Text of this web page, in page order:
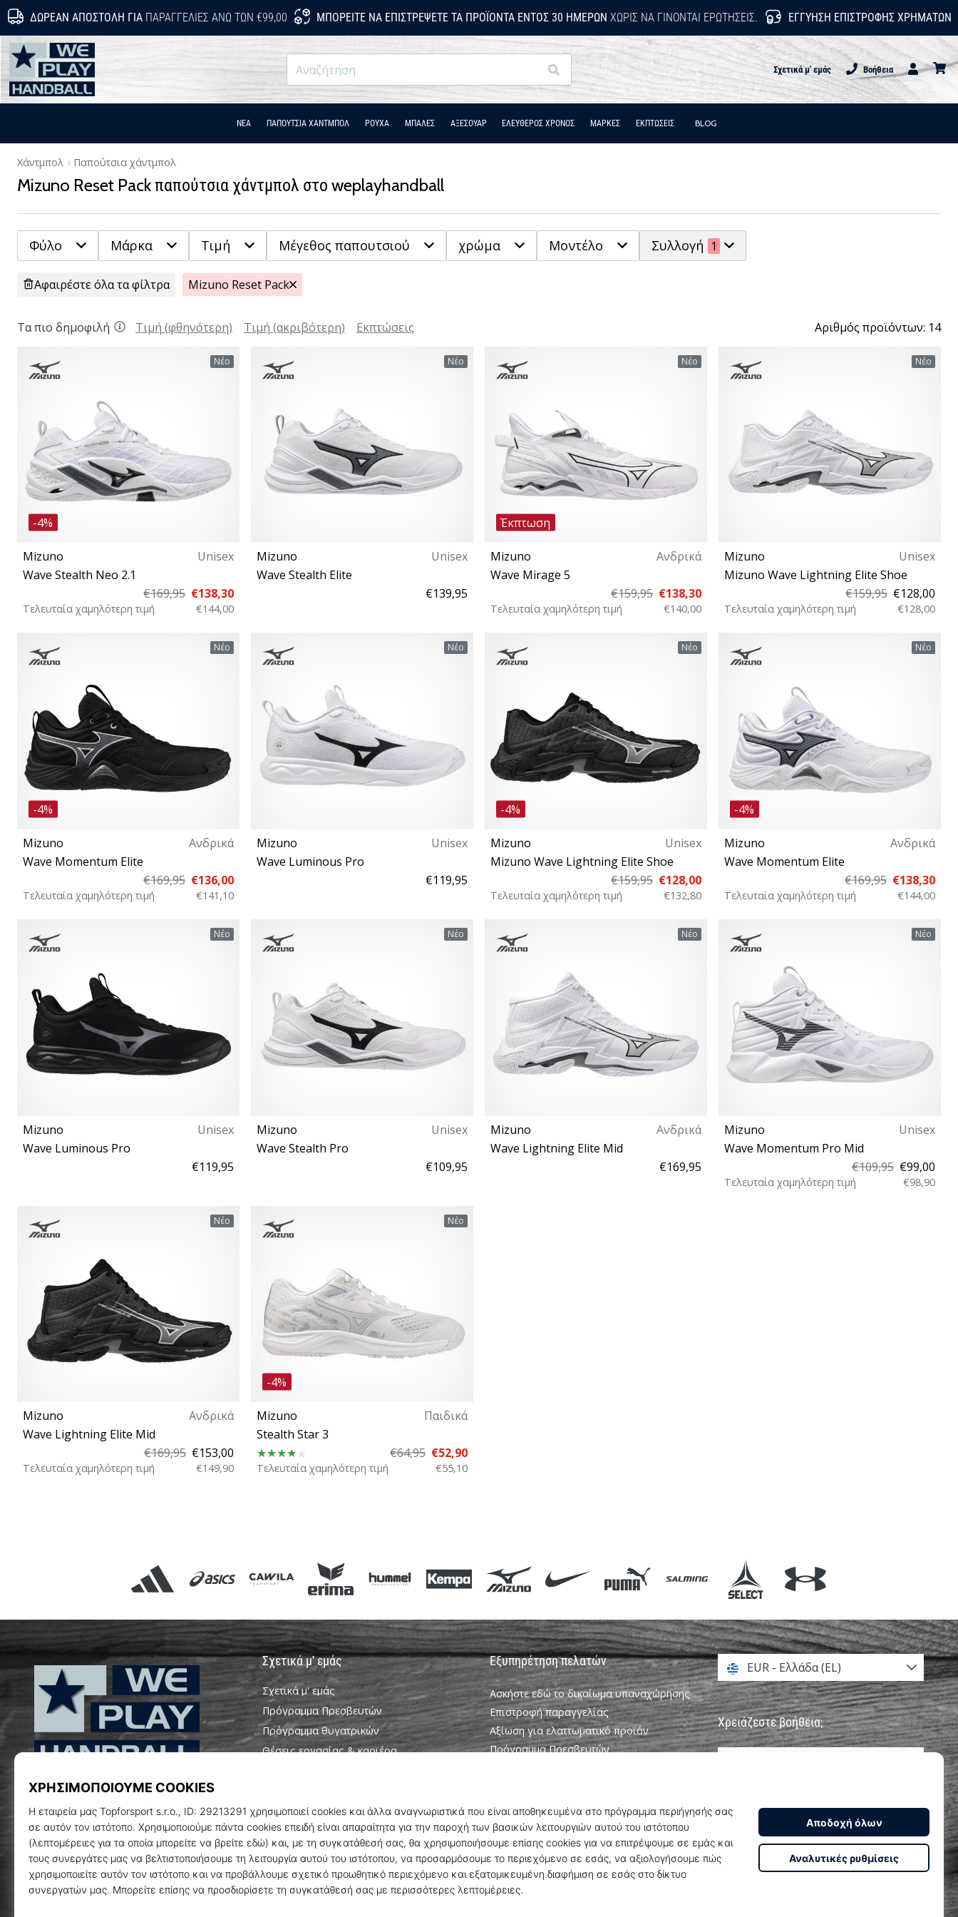
ΔΩΡΕΆΝ ΑΠΟΣΤΟΛΉ ΓΙΑΠΑΡΑΓΓΕΛΊΕΣ ΆΝΩ ΤΩΝ €99,00 ΜΠΟΡΕΊΤΕ ΝΑ ΕΠΙΣΤΡΈΨΕΤΕ ΤΑ ΠΡΟΪΌΝΤΑ ΕΝΤΌΣ 30 ΗΜΕΡΏΝ ΧΩΡΊΣ ΝΑ ΓΊΝΟΝΤΑΙ ΕΡΩΤΉΣΕΙΣ. ΕΓΓΎΗΣΗ ΕΠΙΣΤΡΟΦΉΣ ΧΡΗΜΆΤΩΝ
WePlayHandball.gr
Αναζήτηση Σχετικά μ' εμάς
Βοήθεια
Χρήστης
ΝΕΑ ΠΑΠΟΎΤΣΙΑ ΧΆΝΤΜΠΟΛ ΡΟΎΧΑ ΜΠΑΛΕΣ ΑΞΕΣΟΥΑΡ ΕΛΕΥΘΕΡΟΣ ΧΡΟΝΟΣ ΜΑΡΚΕΣ ΕΚΠΤΩΣΕΙΣ BLOG
Χάντμπολ Παπούτσια χάντμπολ
Mizuno Reset Pack παπούτσια χάντμπολ στο weplayhandball
Φύλο Μάρκα Τιμή Μέγεθος παπουτσιού χρώμα Μοντέλο Συλλογή 1
Αφαιρέστε όλα τα φίλτρα Mizuno Reset Pack
Τα πιο δημοφιλή Τιμή (φθηνότερη) Τιμή (ακριβότερη) Εκπτώσεις Αριθµός προϊόντων: 14
Νέο
-4%
Mizuno
Unisex
Wave Stealth Neo 2.1
€169,95 €138,30
Τελευταία χαμηλότερη τιμή €144,00
38½ 39 40½ 42 42½ 43 44 44½ 45 46 46½ 50
Νέο
Mizuno
Unisex
Wave Stealth Elite
€139,95
38½ 40½ 41 42 42½ 43 44 44½ 45 46 46½ 47
Νέο
Έκπτωση
Mizuno
Ανδρικά
Wave Mirage 5
€159,95 €138,30
Τελευταία χαμηλότερη τιμή €140,00
38 38½ 40 40½ 41 42 42½ 43 44 44½ 45 46
Νέο
Mizuno
Unisex
Mizuno Wave Lightning Elite Shoe
€159,95 €128,00
Τελευταία χαμηλότερη τιμή €128,00
37 38 38½ 39 40 40½ 41 42 42½ 43 44 44½
Νέο
-4%
Mizuno
Ανδρικά
Wave Momentum Elite
€169,95 €136,00
Τελευταία χαμηλότερη τιμή €141,10
38 38½ 39 41 42 42½ 43 44 44½ 45 46 46½
Νέο
Mizuno
Unisex
Wave Luminous Pro
€119,95
38½ 39 40 40½ 41 42 42½ 43 44 44½ 45 46
Νέο
-4%
Mizuno
Unisex
Mizuno Wave Lightning Elite Shoe
€159,95 €128,00
Τελευταία χαμηλότερη τιμή €132,80
38 38½ 39 40 40½ 41 42 42½ 43 44 44½ 45
Νέο
-4%
Mizuno
Ανδρικά
Wave Momentum Elite
€169,95 €138,30
Τελευταία χαμηλότερη τιμή €144,00
37 38 38½ 39 40 40½ 41 42 42½ 43 44 44½
Νέο
Mizuno
Unisex
Wave Luminous Pro
€119,95
40½ 41 42 42½ 43 44 44½ 45 46 46½ 47 48½
Νέο
Mizuno
Unisex
Wave Stealth Pro
€109,95
38 38½ 39 40 40½ 41 42 42½ 43 44 44½ 46
Νέο
Mizuno
Ανδρικά
Wave Lightning Elite Mid
€169,95
Νέο
Mizuno
Unisex
Wave Momentum Pro Mid
€109,95 €99,00
Τελευταία χαμηλότερη τιμή €98,90
Νέο
Mizuno
Ανδρικά
Wave Lightning Elite Mid
€169,95 €153,00
Τελευταία χαμηλότερη τιμή €149,90
Νέο
-4%
Mizuno
Παιδικά
Stealth Star 3
€64,95 €52,90
Τελευταία χαμηλότερη τιμή €55,10
WePlayHandball.gr
Σχετικά μ' εμάς
Σχετικά μ' εμάς
Πρόγραμμα Πρεσβευτών
Πρόγραμμα θυγατρικών
Θέσεις εργασίας & καριέρα
Εξυπηρέτηση πελατών
Ασκήστε εδώ το δικαίωμα υπαναχώρησης
Επιστροφή παραγγελίας
Αξίωση για ελαττωματικό προϊόν
Πρόγραμμα Πρεσβευτών
Βρείτε το σωστό μέγεθος
Επικοινωνία
Συχνές ερωτήσεις
Πολιτική απορρήτου
EUR - Ελλάδα (EL)
Χρειάζεστε βοήθεια;